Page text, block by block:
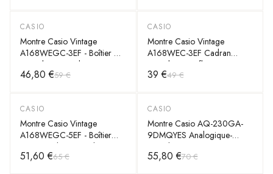
-20%
CASIO
Montre Casio Vintage
A168WEGC-3EF - Boîtier Or
& Cadran Digital
Camouflage Vert Militaire -
46,80 €59 €
-20%
CASIO
Montre Casio Vintage
A168WEC-3EF Cadran
Digital Camouflage Vert,
Bracelet Métal Unisexe
39 €49 €
-20%
CASIO
Montre Casio Vintage
A168WEGC-5EF - Boîtier
Doré, Cadran Digital
Camouflage Marron -
51,60 €65 €
-20%
CASIO
Montre Casio AQ-230GA-
9DMQYES Analogique-
Digitale Dorée Unisexe
55,80 €70 €